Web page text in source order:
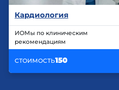
Кардиология
ИОМы по клиническим
рекомендациям
СТОИМОСТЬ150